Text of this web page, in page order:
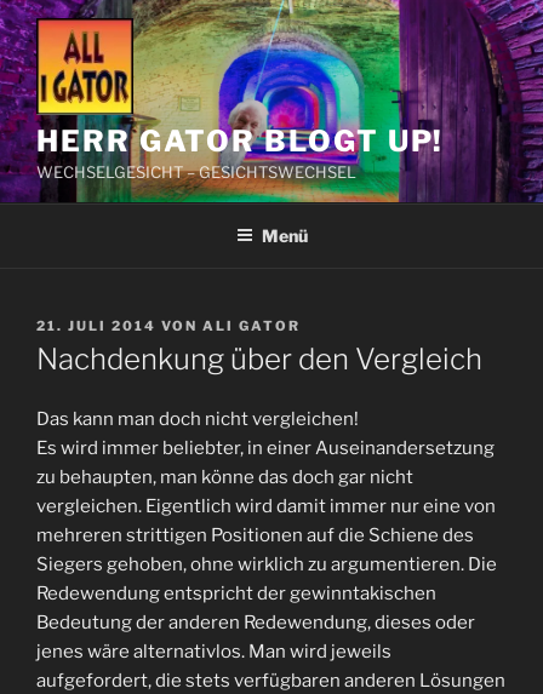
Zum
Inhalt
springen
HERR GATOR BLOGT UP!
WECHSELGESICHT – GESICHTSWECHSEL
Menü
VERÖFFENTLICHT
AM
21. JULI 2014 VON ALI GATOR
Nachdenkung über den Vergleich
Das kann man doch nicht vergleichen!
Es wird immer beliebter, in einer Auseinandersetzung
zu behaupten, man könne das doch gar nicht
vergleichen. Eigentlich wird damit immer nur eine von
mehreren strittigen Positionen auf die Schiene des
Siegers gehoben, ohne wirklich zu argumentieren. Die
Redewendung entspricht der gewinntakischen
Bedeutung der anderen Redewendung, dieses oder
jenes wäre alternativlos. Man wird jeweils
aufgefordert, die stets verfügbaren anderen Lösungen